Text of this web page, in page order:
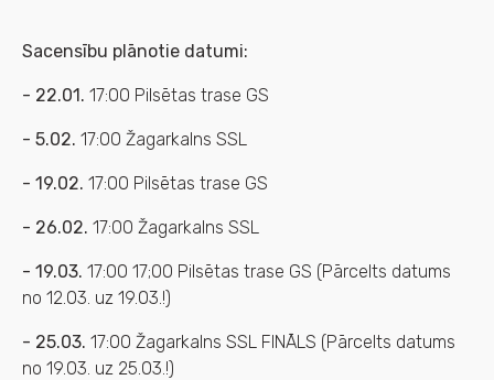
Sacensību plānotie datumi:
- 22.01. 17:00 Pilsētas trase GS
- 5.02. 17:00 Žagarkalns SSL
- 19.02. 17:00 Pilsētas trase GS
- 26.02. 17:00 Žagarkalns SSL
- 19.03. 17:00 17;00 Pilsētas trase GS (Pārcelts datums
no 12.03. uz 19.03.!)
- 25.03. 17:00 Žagarkalns SSL FINĀLS (Pārcelts datums
no 19.03. uz 25.03.!)